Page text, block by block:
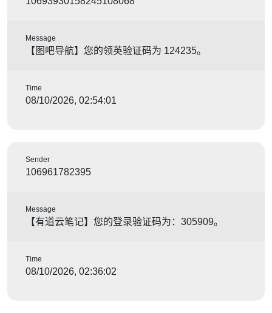
Message
【图吧导航】您的领英验证码为 124235。
Time
08/10/2026, 02:54:01
Sender
106961782395
Message
【有道云笔记】您的登录验证码为：305909。
Time
08/10/2026, 02:36:02